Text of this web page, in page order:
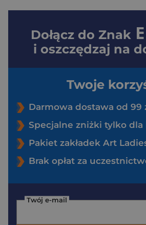
Dołącz do Znak
i oszczędzaj na
Twoje
Darmowa dostawa od 99
Specjalne zniżki tylko
Pakiet zakładek Art Ladies
Brak opłat za
Twój e-mail